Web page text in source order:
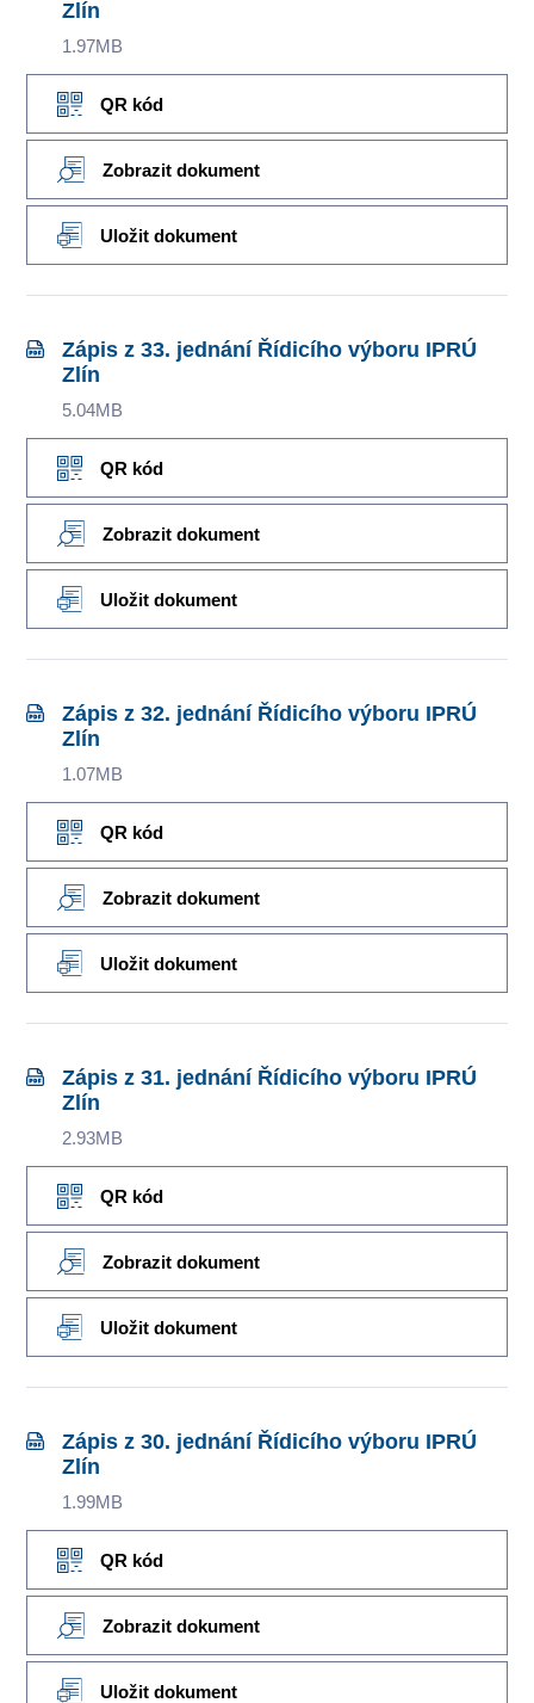
Zlín
1.97MB
QR kód
Zobrazit dokument
Uložit dokument
Zápis z 33. jednání Řídicího výboru IPRÚ
Zlín
5.04MB
QR kód
Zobrazit dokument
Uložit dokument
Zápis z 32. jednání Řídicího výboru IPRÚ
Zlín
1.07MB
QR kód
Zobrazit dokument
Uložit dokument
Zápis z 31. jednání Řídicího výboru IPRÚ
Zlín
2.93MB
QR kód
Zobrazit dokument
Uložit dokument
Zápis z 30. jednání Řídicího výboru IPRÚ
Zlín
1.99MB
QR kód
Zobrazit dokument
Uložit dokument